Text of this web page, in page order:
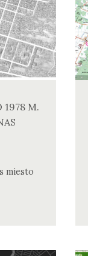
1978 M.
miesto